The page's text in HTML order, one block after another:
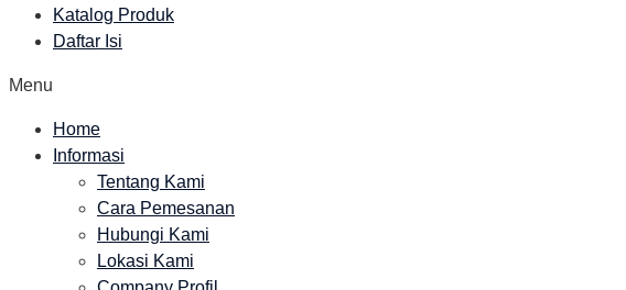
Katalog Produk
Daftar Isi
Menu
Home
Informasi
Tentang Kami
Cara Pemesanan
Hubungi Kami
Lokasi Kami